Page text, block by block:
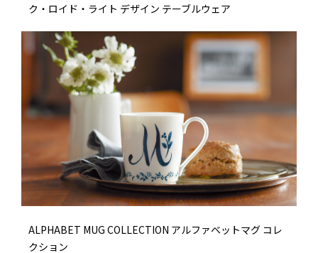
ク・ロイド・ライト デザイン テーブルウェア
ALPHABET MUG COLLECTION アルファベットマグ コレ
クション